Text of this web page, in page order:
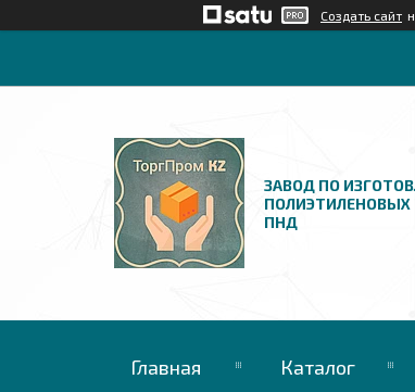
Создать сайт
ЗАВОД ПО
ПОЛИЭТИЛЕНОВЫХ
ПНД
Главная Каталог